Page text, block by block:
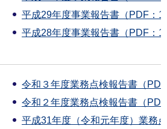
平成29年度事業報告書（PDF：
平成28年度事業報告書（PDF：
令和３年度業務点検報告書（
令和２年度業務点検報告書（
平成31年度（令和元年度）業務